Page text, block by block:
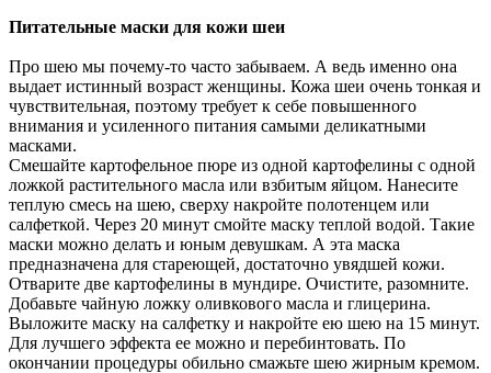
Питательные маски для кожи шеи
Про шею мы почему-то часто забываем. А ведь именно она
выдает истинный возраст женщины. Кожа шеи очень тонкая и
чувствительная, поэтому требует к себе повышенного
внимания и усиленного питания самыми деликатными
масками.
Смешайте картофельное пюре из одной картофелины с одной
ложкой растительного масла или взбитым яйцом. Нанесите
теплую смесь на шею, сверху накройте полотенцем или
салфеткой. Через 20 минут смойте маску теплой водой. Такие
маски можно делать и юным девушкам. А эта маска
предназначена для стареющей, достаточно увядшей кожи.
Отварите две картофелины в мундире. Очистите, разомните.
Добавьте чайную ложку оливкового масла и глицерина.
Выложите маску на салфетку и накройте ею шею на 15 минут.
Для лучшего эффекта ее можно и перебинтовать. По
окончании процедуры обильно смажьте шею жирным кремом.